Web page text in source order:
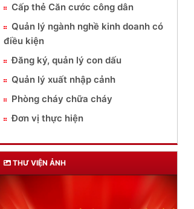
Cấp thẻ Căn cước công dân
Quản lý ngành nghề kinh doanh có
điều kiện
Đăng ký, quản lý con dấu
Quản lý xuất nhập cảnh
Phòng cháy chữa cháy
Đơn vị thực hiện
THƯ VIỆN ẢNH